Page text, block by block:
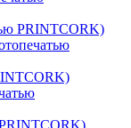
PRINTCORK)